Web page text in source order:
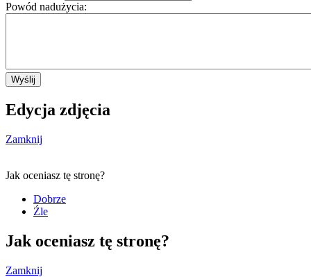
Powód nadużycia:
Wyślij
Edycja zdjęcia
Zamknij
Jak oceniasz tę stronę?
Dobrze
Źle
Jak oceniasz tę stronę?
Zamknij